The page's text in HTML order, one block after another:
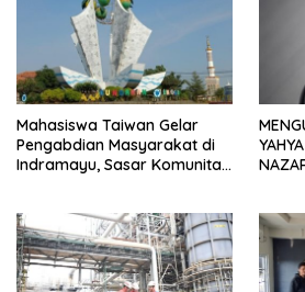
Mahasiswa Taiwan Gelar
Pengabdian Masyarakat di
Indramayu, Sasar Komunitas